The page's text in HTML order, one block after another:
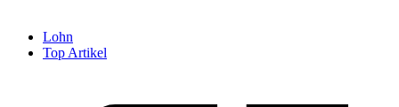
Lohn
Top Artikel